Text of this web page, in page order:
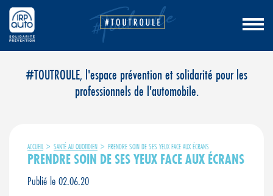
#TOUTROULE, l'espace prévention et solidarité pour les
professionnels de l'automobile.
ACCUEIL > SANTÉ AU QUOTIDIEN > PRENDRE SOIN DE SES YEUX FACE AUX ÉCRANS
PRENDRE SOIN DE SES YEUX FACE AUX ÉCRANS
Publié le 02.06.20